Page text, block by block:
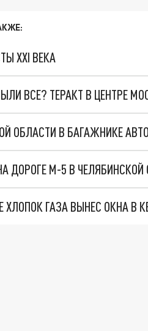
XXI ВЕКА
ВСЕ? ТЕРАКТ В ЦЕНТРЕ
ДОРОГЕ М-5 В
ХЛОПОК ГАЗА ВЫНЕС ОКНА В